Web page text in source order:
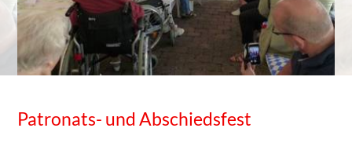
Patronats- und Abschiedsfest